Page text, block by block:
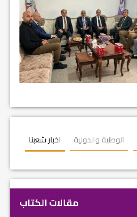
اخبار شعبنا الوطنية والدولية
مقالات الكتاب